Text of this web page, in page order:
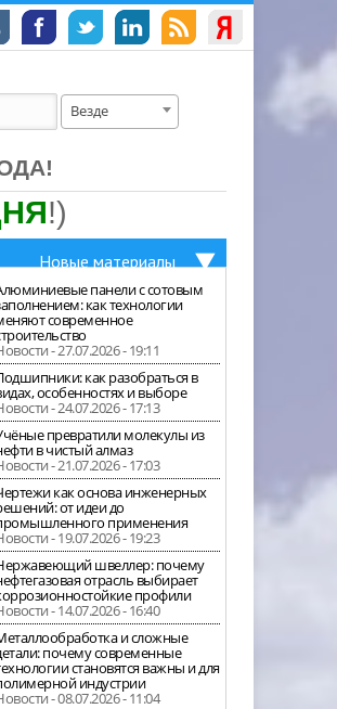
Везде
!)
Новые материалы
панели с сотовым
как технологии
современное
- 27.07.2026 - 19:11
как разобраться в
особенностях и выборе
- 24.07.2026 - 17:13
превратили молекулы из
в чистый алмаз
- 21.07.2026 - 17:03
как основа инженерных
от идеи до
применения
- 19.07.2026 - 19:23
швеллер: почему
отрасль выбирает
профили
- 14.07.2026 - 16:40
и сложные
почему современные
становятся важны и для
индустрии
- 08.07.2026 - 11:04